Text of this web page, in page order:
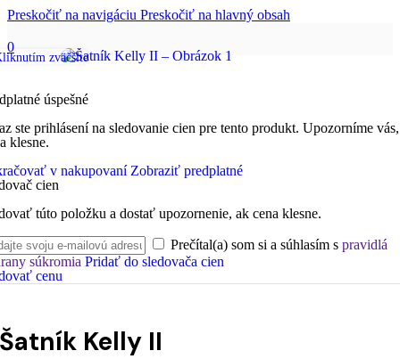
Preskočiť na navigáciu Preskočiť na hlavný obsah
0
zväčšíte
úspešné
ste prihlásení na sledovanie cien pre tento produkt. Upozorníme
klesne.
v nakupovaní Zobraziť predplatné
cien
túto položku a dostať upozornenie, ak cena klesne.
Prečítal(a) som si a súhlasím s pravidlá
súkromia Pridať do sledovača cien
cenu
Šatník Kelly II